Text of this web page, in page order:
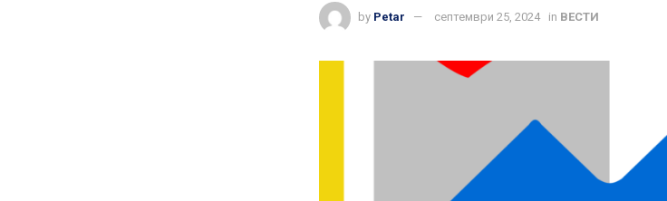
by Petar септември 25, 2024 in ВЕСТИ